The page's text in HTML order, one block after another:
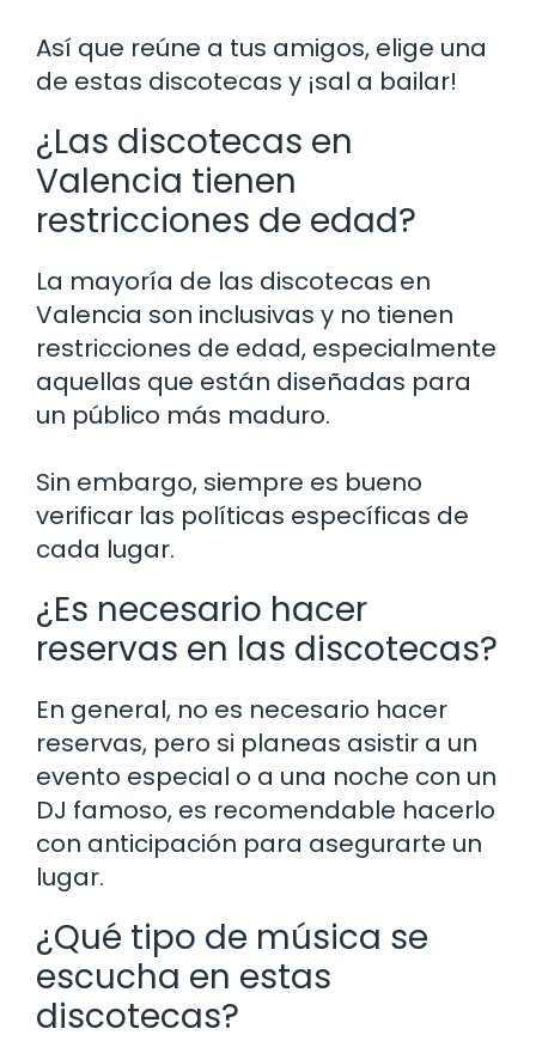
Así que reúne a tus amigos, elige una
de estas discotecas y ¡sal a bailar!
¿Las discotecas en
Valencia tienen
restricciones de edad?
La mayoría de las discotecas en
Valencia son inclusivas y no tienen
restricciones de edad, especialmente
aquellas que están diseñadas para
un público más maduro.
Sin embargo, siempre es bueno
verificar las políticas específicas de
cada lugar.
¿Es necesario hacer
reservas en las discotecas?
En general, no es necesario hacer
reservas, pero si planeas asistir a un
evento especial o a una noche con un
DJ famoso, es recomendable hacerlo
con anticipación para asegurarte un
lugar.
¿Qué tipo de música se
escucha en estas
discotecas?